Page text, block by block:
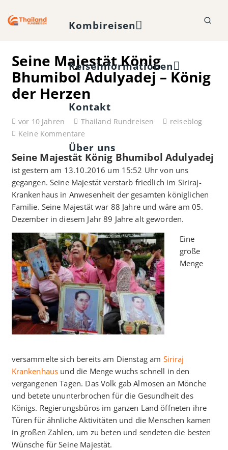
Kombireisen
Reiseinformationen
Kontakt
Über uns
Seine Majestät König
Bhumibol Adulyadej – König
der Herzen
vor 10 Jahren Thailand Rundreisen
reiseblog
Keine Kommentare
Seine Majestät König Bhumibol Adulyadej
ist gestern am 13.10.2016 um 15:52 Uhr von uns
gegangen. Seine Majestät verstarb friedlich im Siriraj-
Krankenhaus in Anwesenheit der gesamten königlichen
Familie. Seine Majestät war 88 Jahre und wäre am 05.
Dezember in diesem Jahr 89 Jahre alt geworden.
Eine
große
Menge
versammelte sich bereits am Dienstag am Siriraj
Krankenhaus und die Menge wuchs schnell in den
vergangenen Tagen. Das Volk gab Almosen an Mönche
und betete ununterbrochen für die Gesundheit des
Königs. Regierungsbüros im ganzen Land öffneten ihre
Türen für ähnliche Aktivitäten und die Menschen kamen
in großen Zahlen, um zu beten und sendeten die besten
Wünsche für Seine Majestät.